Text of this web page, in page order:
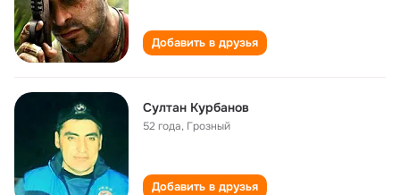
Добавить в друзья
Султан Курбанов
52 года, Грозный
Добавить в друзья